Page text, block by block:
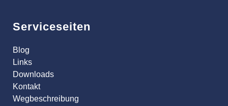
Serviceseiten
Blog
Links
Downloads
Kontakt
Wegbeschreibung